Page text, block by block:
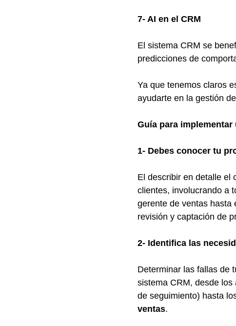
7- AI en el CRM
El sistema CRM se
predicciones de
Ya que tenemos claros
ayudarte en la gestión
Guía para
1- Debes conocer tu
El describir en detalle el
clientes, involucrando a
gerente de ventas hasta
revisión y captación de
2- Identifica las
Determinar las fallas de
sistema CRM, desde
de seguimiento) hasta
ventas.